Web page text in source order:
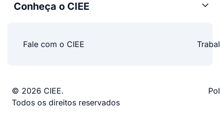
Conheça o CIEE
Fale com o CIEE
© 2026 CIEE.
Todos os direitos reservados